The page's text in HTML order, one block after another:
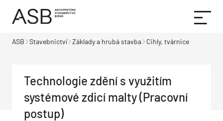
ASB Stavebnictví Základy a hrubá stavba Cihly, tvárnice
Technologie zdění s využitím
systémové zdicí malty (Pracovní
postup)